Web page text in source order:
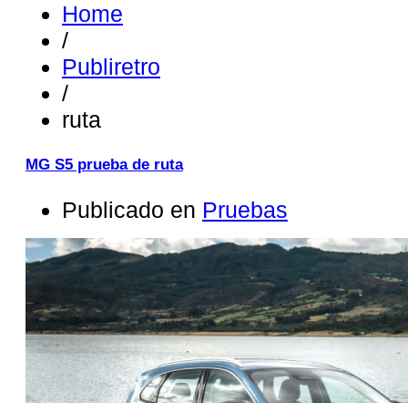
Home
/
Publiretro
/
ruta
MG S5 prueba de ruta
Publicado en Pruebas